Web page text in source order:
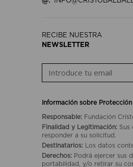
RECIBE NUESTRA
NEWSLETTER
Información sobre
Responsable: Fundación
Finalidad y Legitimación: Sus
responder a su solicitud.
Destinatarios:
Los datos
Derechos: Podrá ejercer sus
portabilidad, y/o retirar su